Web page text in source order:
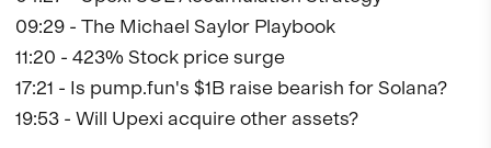
09:29 - The Michael Saylor Playbook
11:20 - 423% Stock price surge
17:21 - Is pump.fun's $1B raise bearish for Solana?
19:53 - Will Upexi acquire other assets?